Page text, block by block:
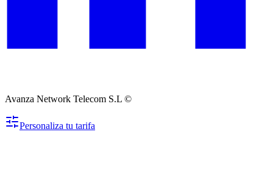
Avanza Network Telecom S.L ©
Personaliza tu tarifa